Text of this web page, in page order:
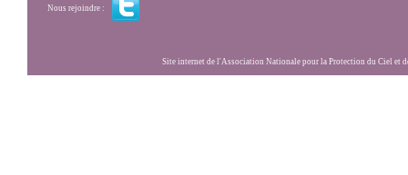
Nous rejoindre :
Site internet de l'Association Nationale pour la Protection du Ciel et de